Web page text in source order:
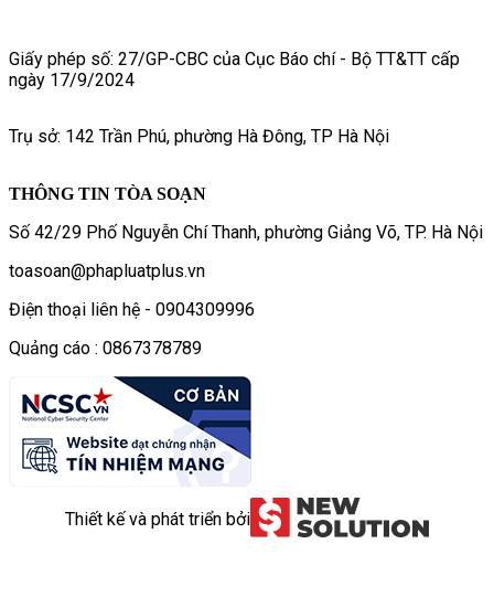
Giấy phép số: 27/GP-CBC của Cục Báo chí - Bộ TT&TT cấp
ngày 17/9/2024
Trụ sở: 142 Trần Phú, phường Hà Đông, TP Hà Nội
THÔNG TIN TÒA SOẠN
Số 42/29 Phố Nguyễn Chí Thanh, phường Giảng Võ, TP. Hà Nội
toasoan@phapluatplus.vn
Điện thoại liên hệ - 0904309996
Quảng cáo : 0867378789
Thiết kế và phát triển bởi